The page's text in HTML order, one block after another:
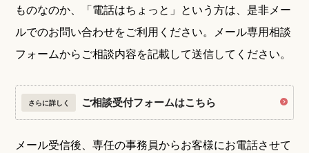
ものなのか、「電話はちょっと」という方は、是非メー
ルでのお問い合わせをご利用ください。メール専用相談
フォームからご相談内容を記載して送信してください。
さらに詳しく ご相談受付フォームはこちら
メール受信後、専任の事務員からお客様にお電話させて